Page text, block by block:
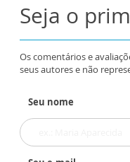
Seja o
Os comentários e
seus autores e não
Seu nome